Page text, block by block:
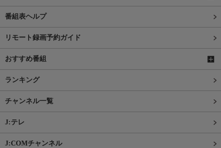
番組表ヘルプ
リモート録画予約ガイド
おすすめ番組
ランキング
チャンネル一覧
J:テレ
J:COMチャンネル